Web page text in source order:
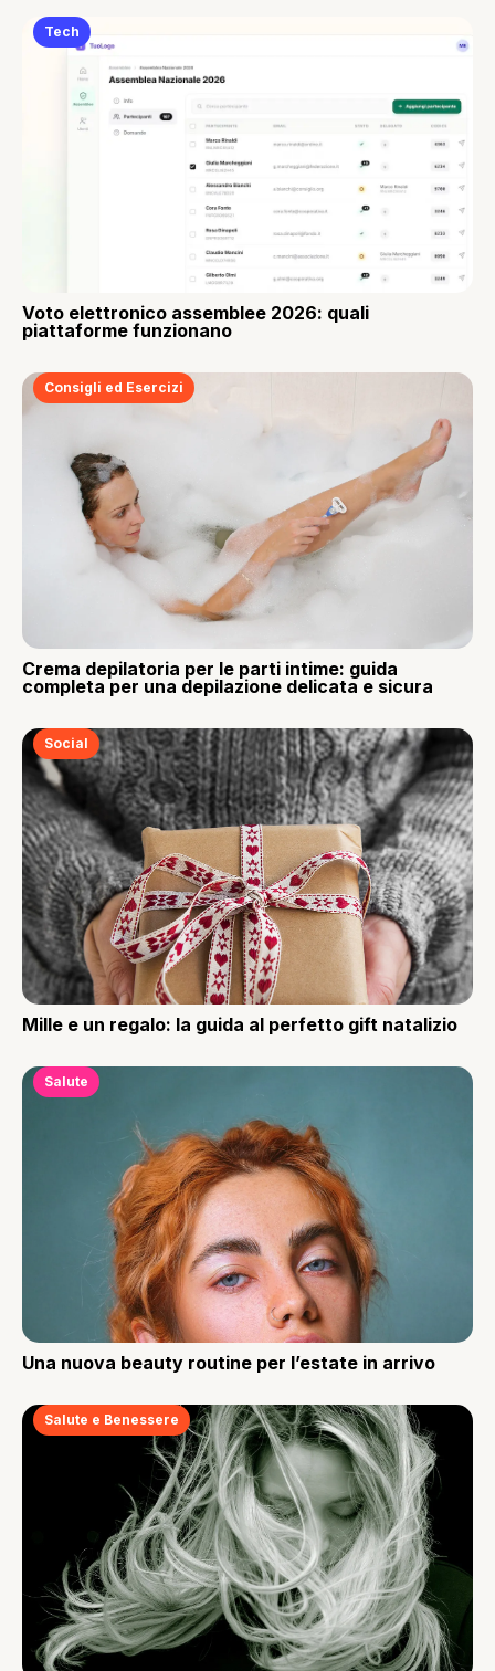
Tech
Voto elettronico assemblee 2026: quali
piattaforme funzionano
Consigli ed Esercizi
Crema depilatoria per le parti intime: guida
completa per una depilazione delicata e sicura
Social
Mille e un regalo: la guida al perfetto gift natalizio
Salute
Una nuova beauty routine per l’estate in arrivo
Salute e Benessere